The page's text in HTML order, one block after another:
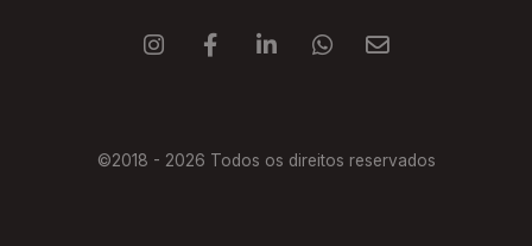
    
©2018 - 2026 Todos os direitos reservados